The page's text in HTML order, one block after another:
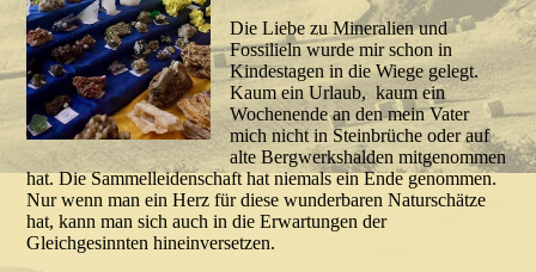
Die Liebe zu Mineralien und
Fossilieln wurde mir schon in
Kindestagen in die Wiege gelegt.
Kaum ein Urlaub, kaum ein
Wochenende an den mein Vater
mich nicht in Steinbrüche oder auf
alte Bergwerkshalden mitgenommen
hat. Die Sammelleidenschaft hat niemals ein Ende genommen.
Nur wenn man ein Herz für diese wunderbaren Naturschätze
hat, kann man sich auch in die Erwartungen der
Gleichgesinnten hineinversetzen.